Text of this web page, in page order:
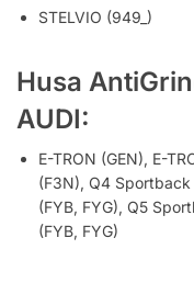
STELVIO (949_)
Husa
AUDI:
E-TRON (GEN), E-
(F3N), Q4 Sportback
(FYB, FYG), Q5
(FYB, FYG)